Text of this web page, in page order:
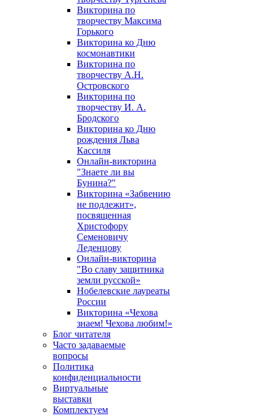
Викторина по
творчеству Максима
Горького
Викторина ко Дню
космонавтики
Викторина по
творчеству А.Н.
Островского
Викторина по
творчеству И. А.
Бродского
Викторина ко Дню
рождения Льва
Кассиля
Онлайн-викторина
"Знаете ли вы
Бунина?"
Викторина «Забвению
не подлежит»,
посвященная
Христофору
Семеновичу
Леденцову
Онлайн-викторина
"Во славу защитника
земли русской»
Нобелевские лауреаты
России
Викторина «Чехова
знаем! Чехова любим!»
Блог читателя
Часто задаваемые
вопросы
Политика
конфиденциальности
Виртуальные
выставки
Комплектуем